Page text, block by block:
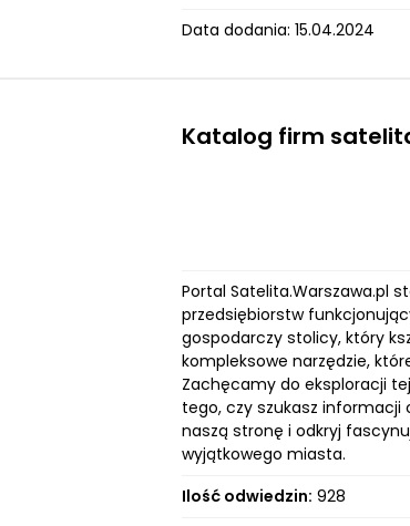
Data dodania: 15.04.2024
Katalog firm
Portal Satelita.Warszawa.pl
przedsiębiorstw
gospodarczy stolicy, który
kompleksowe narzędzie,
Zachęcamy do eksploracji
tego, czy szukasz informacji
naszą stronę i odkryj
wyjątkowego miasta.
Ilość odwiedzin: 928